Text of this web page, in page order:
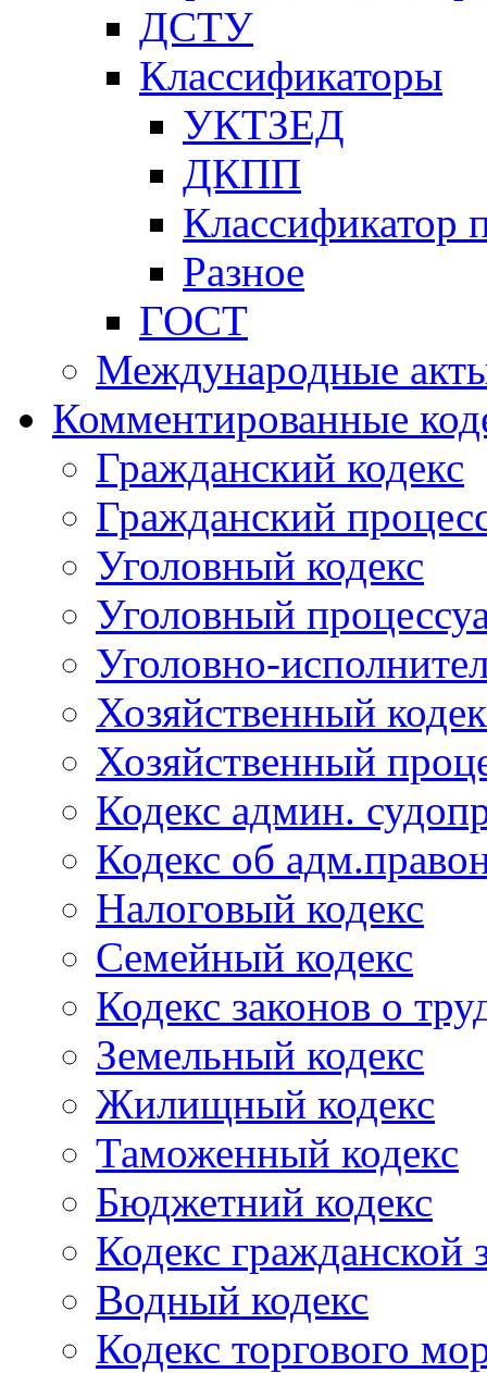
ДСТУ
Классификаторы
УКТЗЕД
ДКПП
Классификатор
Разное
ГОСТ
Международные
Комментированные
Гражданский кодекс
Гражданский
Уголовный кодекс
Уголовный
Уголовно-
Хозяйственный
Хозяйственный
Кодекс админ.
Кодекс об
Налоговый кодекс
Семейный кодекс
Кодекс законов о
Земельный кодекс
Жилищный кодекс
Таможенный кодекс
Бюджетний кодекс
Кодекс гражданской
Водный кодекс
Кодекс торгового